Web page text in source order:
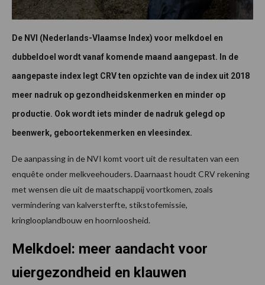
De NVI (Nederlands-Vlaamse Index) voor melkdoel en
dubbeldoel wordt vanaf komende maand aangepast. In de
aangepaste index legt CRV ten opzichte van de index uit 2018
meer nadruk op gezondheidskenmerken en minder op
productie. Ook wordt iets minder de nadruk gelegd op
beenwerk, geboortekenmerken en vleesindex.
De aanpassing in de NVI komt voort uit de resultaten van een
enquête onder melkveehouders. Daarnaast houdt CRV rekening
met wensen die uit de maatschappij voortkomen, zoals
vermindering van kalversterfte, stikstofemissie,
kringlooplandbouw en hoornloosheid.
Melkdoel: meer aandacht voor
uiergezondheid en klauwen